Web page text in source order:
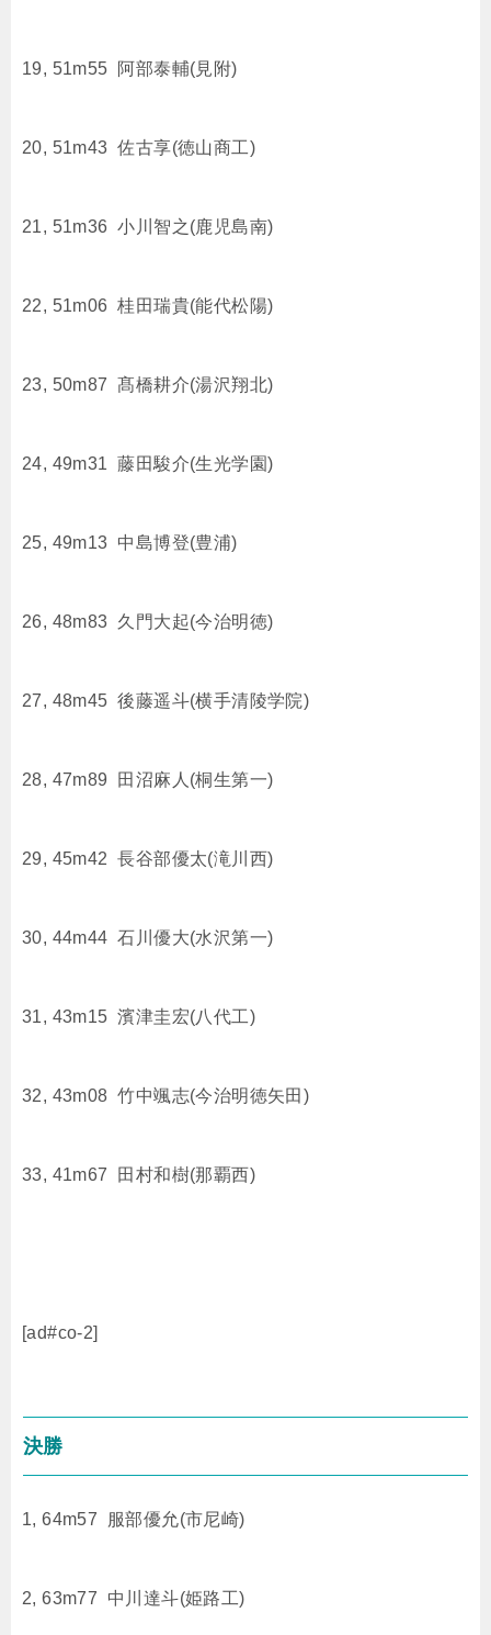
19, 51m55 阿部泰輔(見附)
20, 51m43 佐古享(徳山商工)
21, 51m36 小川智之(鹿児島南)
22, 51m06 桂田瑞貴(能代松陽)
23, 50m87 髙橋耕介(湯沢翔北)
24, 49m31 藤田駿介(生光学園)
25, 49m13 中島博登(豊浦)
26, 48m83 久門大起(今治明徳)
27, 48m45 後藤遥斗(横手清陵学院)
28, 47m89 田沼麻人(桐生第一)
29, 45m42 長谷部優太(滝川西)
30, 44m44 石川優大(水沢第一)
31, 43m15 濱津圭宏(八代工)
32, 43m08 竹中颯志(今治明徳矢田)
33, 41m67 田村和樹(那覇西)
[ad#co-2]
決勝
1, 64m57 服部優允(市尼崎)
2, 63m77 中川達斗(姫路工)